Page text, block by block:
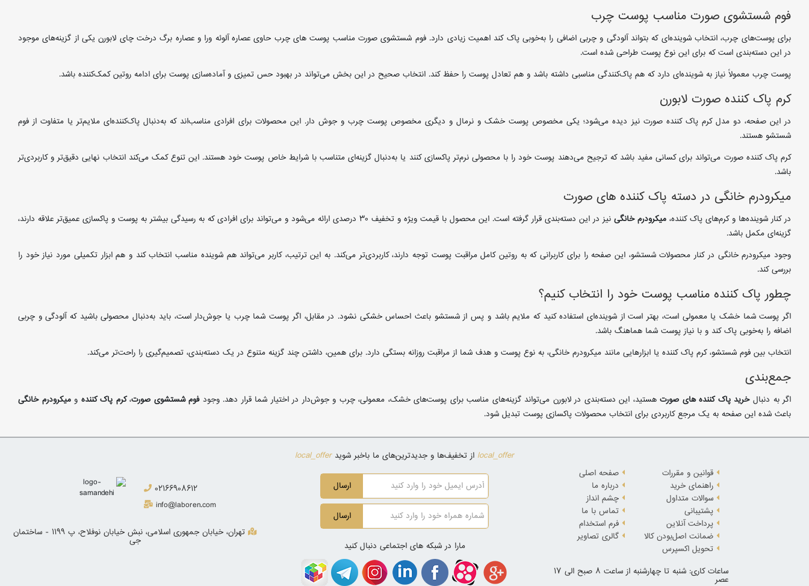
فوم شستشوی صورت مناسب پوست چرب
برای پوست‌های چرب، انتخاب شوینده‌ای که بتواند آلودگی و چربی اضافی را به‌خوبی پاک کند اهمیت زیادی دارد. فوم شستشوی صورت مناسب پوست های چرب حاوی عصاره آلوئه ورا و عصاره برگ درخت چای لابورن یکی از گزینه‌های موجود
در این دسته‌بندی است که برای این نوع پوست طراحی شده است.
پوست چرب معمولاً نیاز به شوینده‌ای دارد که هم پاک‌کنندگی مناسبی داشته باشد و هم تعادل پوست را حفظ کند. انتخاب صحیح در این بخش می‌تواند در بهبود حس تمیزی و آماده‌سازی پوست برای ادامه روتین کمک‌کننده باشد.
کرم پاک کننده صورت لابورن
در این صفحه، دو مدل کرم پاک کننده صورت نیز دیده می‌شود؛ یکی مخصوص پوست خشک و نرمال و دیگری مخصوص پوست چرب و جوش دار. این محصولات برای افرادی مناسب‌اند که به‌دنبال پاک‌کننده‌ای ملایم‌تر یا متفاوت از فوم
شستشو هستند.
کرم پاک کننده صورت می‌تواند برای کسانی مفید باشد که ترجیح می‌دهند پوست خود را با محصولی نرم‌تر پاکسازی کنند یا به‌دنبال گزینه‌ای متناسب با شرایط خاص پوست خود هستند. این تنوع کمک می‌کند انتخاب نهایی دقیق‌تر و کاربردی‌تر
باشد.
میکرودرم خانگی در دسته پاک کننده های صورت
در کنار شوینده‌ها و کرم‌های پاک کننده، میکرودرم خانگی
نیز در این دسته‌بندی قرار گرفته است. این محصول با قیمت ویژه و تخفیف 30 درصدی ارائه می‌شود و می‌تواند برای افرادی که به رسیدگی بیشتر به پوست و پاکسازی عمیق‌تر علاقه دارند،
گزینه‌ای مکمل باشد.
وجود میکرودرم خانگی در کنار محصولات شستشو، این صفحه را برای کاربرانی که به روتین کامل مراقبت پوست توجه دارند، کاربردی‌تر می‌کند. به این ترتیب، کاربر می‌تواند هم شوینده مناسب انتخاب کند و هم ابزار تکمیلی مورد نیاز خود را
بررسی کند.
چطور پاک کننده مناسب پوست خود را انتخاب کنیم؟
اگر پوست شما خشک یا معمولی است، بهتر است از شوینده‌ای استفاده کنید که ملایم باشد و پس از شستشو باعث احساس خشکی نشود. در مقابل، اگر پوست شما چرب یا جوش‌دار است، باید به‌دنبال محصولی باشید که آلودگی و چربی
اضافه را به‌خوبی پاک کند و با نیاز پوست شما هماهنگ باشد.
انتخاب بین فوم شستشو، کرم پاک کننده یا ابزارهایی مانند میکرودرم خانگی، به نوع پوست و هدف شما از مراقبت روزانه بستگی دارد. برای همین، داشتن چند گزینه متنوع در یک دسته‌بندی، تصمیم‌گیری را راحت‌تر می‌کند.
جمع‌بندی
اگر به دنبالخرید پاک کننده های صورتهستید، این دسته‌بندی در لابورن می‌تواند گزینه‌های مناسب برای پوست‌های خشک، معمولی، چرب و جوش‌دار در اختیار شما قرار دهد. وجودفوم شستشوی صورت،کرم پاک کننده ومیکرودرم خانگی
باعث شده این صفحه به یک مرجع کاربردی برای انتخاب محصولات پاکسازی پوست تبدیل شود.
قوانین و مقررات
راهنمای خرید
سوالات متداول
پشتیبانی
پرداخت آنلاین
ضمانت اصل‌بودن کالا
تحویل اکسپرس
صفحه اصلی
درباره ما
چشم انداز
تماس با ما
فرم استخدام
گالری تصاویر
ساعات کاری: شنبه تا چهارشنبه از ساعت 8 صبح الی 17
عصر
local_offer از تخفیف‌ها و جدیدترین‌های ما باخبر شویدlocal_offer
ارسال
ارسال
مارا در شبکه های اجتماعی دنبال کنید
02166908612
info@laboren.com
تهران، خیابان جمهوری اسلامی، نبش خیابان نوفلاح، پ 1199 - ساختمان
جی